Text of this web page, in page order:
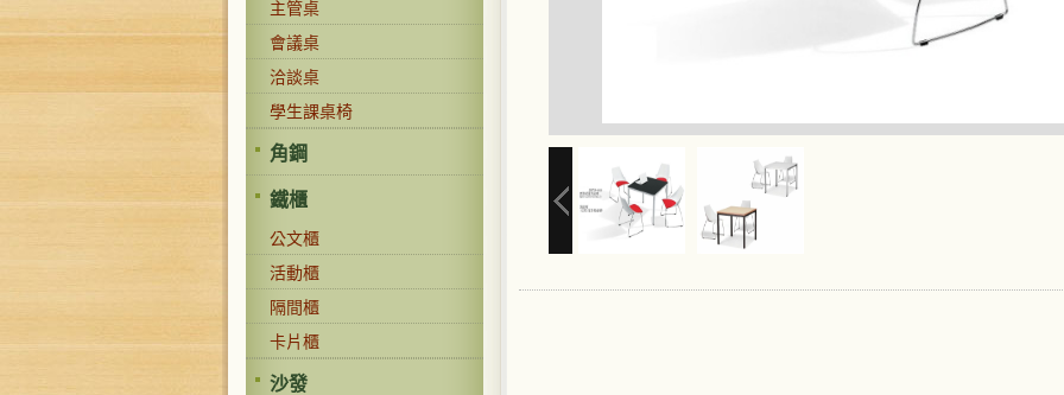
主管桌
會議桌
洽談桌
學生課桌椅
角鋼
鐵櫃
公文櫃
活動櫃
隔間櫃
卡片櫃
沙發